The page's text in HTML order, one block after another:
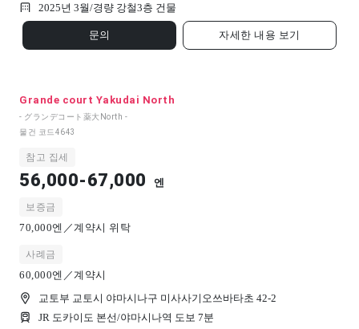
2025년 3월/경량 강철3층 건물
문의 자세한 내용 보기
Grande court Yakudai North
- グランデコート薬大North -
물건 코드 4643
참고 집세
56,000-67,000 엔
보증금
70,000엔／계약시 위탁
사례금
60,000엔／계약시
교토부 교토시 야마시나구 미사사기오쓰바타초 42-2
JR 도카이도 본선/야마시나역 도보 7분